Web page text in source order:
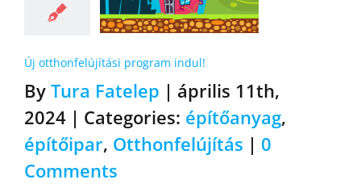
Új otthonfelújítási program indul!
By Tura Fatelep | április 11th,
2024 | Categories: építőanyag,
építőipar, Otthonfelújítás | 0
Comments